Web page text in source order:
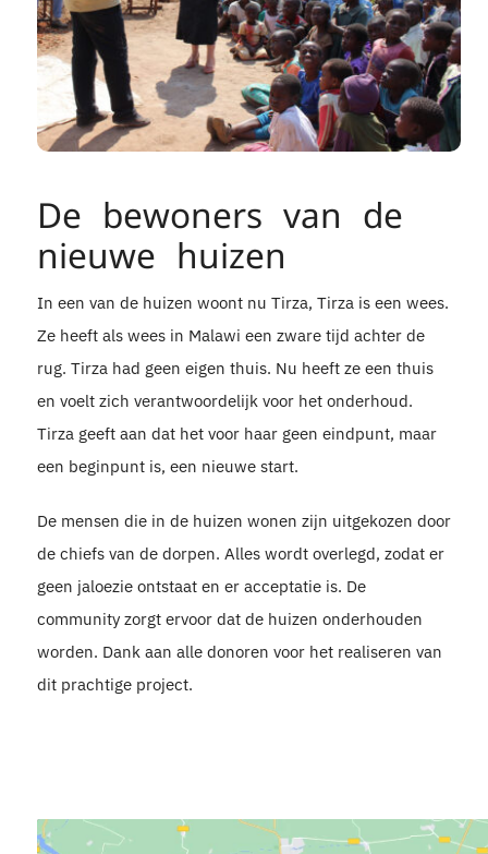
De bewoners van de
nieuwe huizen
In een van de huizen woont nu Tirza, Tirza is een wees.
Ze heeft als wees in Malawi een zware tijd achter de
rug. Tirza had geen eigen thuis. Nu heeft ze een thuis
en voelt zich verantwoordelijk voor het onderhoud.
Tirza geeft aan dat het voor haar geen eindpunt, maar
een beginpunt is, een nieuwe start.
De mensen die in de huizen wonen zijn uitgekozen door
de chiefs van de dorpen. Alles wordt overlegd, zodat er
geen jaloezie ontstaat en er acceptatie is. De
community zorgt ervoor dat de huizen onderhouden
worden. Dank aan alle donoren voor het realiseren van
dit prachtige project.